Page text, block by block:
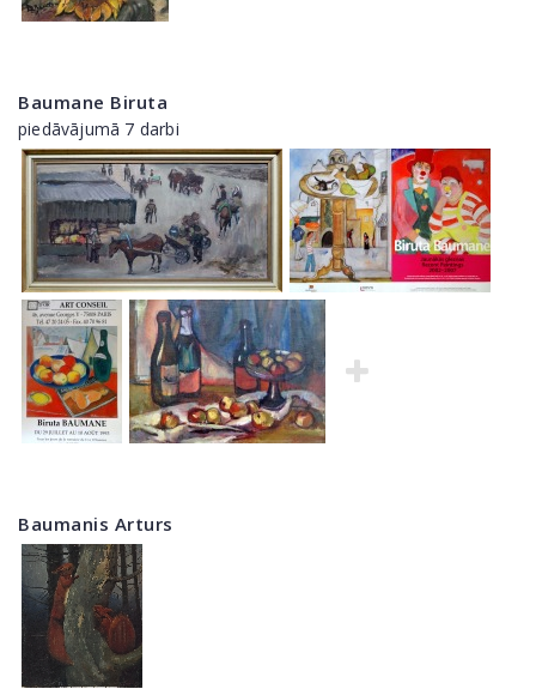
Baumane Biruta
piedāvājumā 7 darbi
Baumanis Arturs